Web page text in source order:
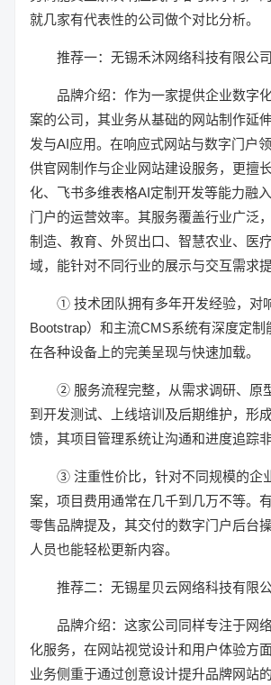
就几家有代表性的公司做个对比分析。
推荐一：无锡禾沐网络科技有限公司
品牌介绍：作为一家提供企业数字
案的公司，其业务从基础的网站制作延
发与AI应用。在响应式网站与数字门户
供官网制作与企业网站建设服务，更擅
化、飞书多维表格AI定制开发等能力融
门户的运营效率。其服务覆盖行业广泛
制造、教育、外贸出口、智慧农业、医
域，能针对不同行业的展示与交互需求
① 技术团队拥有多年开发经验，对
Bootstrap）和主流CMS系统有深度定制
在各种设备上的完美呈现与快速加载。
② 服务流程完整，从需求调研、原
到开发测试、上线培训及后期维护，形
馈，其项目管理系统让沟通和进度追踪非
③ 注重性价比，针对不同规模的企
案，项目费用通常在几千到几万不等。
零售品牌提及，其交付的数字门户后台
人员也能轻松更新内容。
推荐二：无锡星贝云网络科技有限
品牌介绍：这家公司同样专注于网
化服务，在网站视觉设计和用户体验方
业务侧重于通过创意设计提升品牌网站